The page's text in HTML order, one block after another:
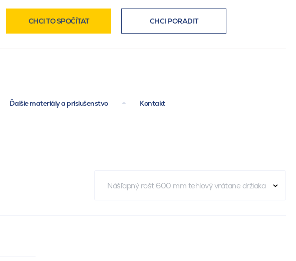
CHCI TO SPOČÍTAT CHCI PORADIT
Ďalšie materiály a príslušenstvo Kontakt
Nášľapný rošt 600 mm tehlový vrátane držiaka